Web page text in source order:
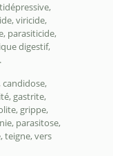
viricide,
parasiticide,
digestif,
gastrite,
grippe,
parasitose,
teigne, vers